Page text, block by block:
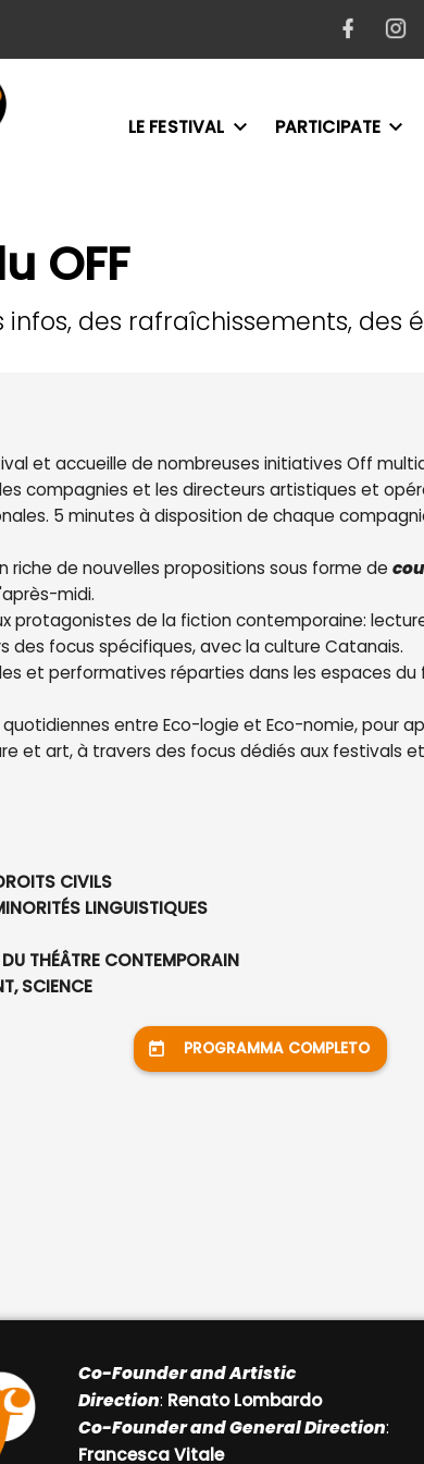
LE FESTIVAL PARTICIPATE
OFF
des rafraîchissements, des
et accueille de nombreuses initiatives Off
compagnies et les directeurs artistiques et
5 minutes à disposition de chaque
riche de nouvelles propositions sous forme de
midi.
protagonistes de la fiction contemporaine:
des focus spécifiques, avec la culture Catanais.
et performatives réparties dans les espaces du
entre Eco-logie et Eco-nomie, pour
et art, à travers des focus dédiés aux festivals
CIVILS
LINGUISTIQUES
THÉÂTRE CONTEMPORAIN
SCIENCE
PROGRAMMA COMPLETO
Co-Founder and Artistic
Direction: Renato Lombardo
Co-Founder and General Direction:
Francesca Vitale